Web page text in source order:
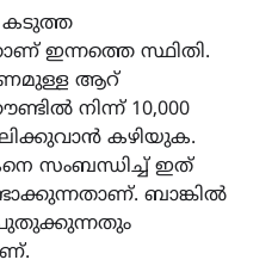
കടുത്ത
ഇന്നത്തെ സ്ഥിതി.
ആറ്
നിന്ന് 10,000
കഴിയുക.
സംബന്ധിച്ച് ഇത്
ബാങ്കിൽ